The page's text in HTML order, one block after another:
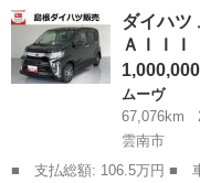
クルーズＳＡＩＩＩ ■ 排
島根 雲南市 ハイゼ
ダイハ
ＡＩＩＩ
ムーヴ
67,076km
雲南市
■ 支払総額: 106.5万円 ■ 車両本体価格： 1,000,000 円 ■ メーカ